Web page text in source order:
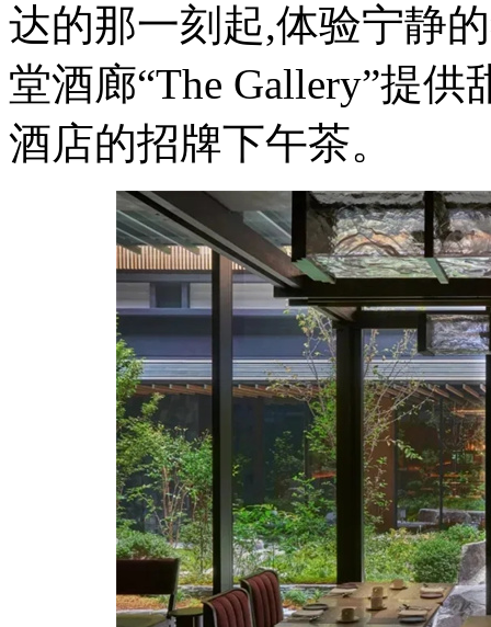
达的那一刻起,体验宁静
堂酒廊“The Gallery”提
酒店的招牌下午茶。